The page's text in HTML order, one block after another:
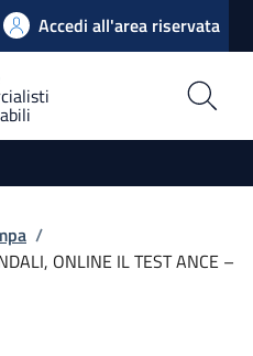
Accedi all'area riservata
/
ONLINE IL TEST ANCE –